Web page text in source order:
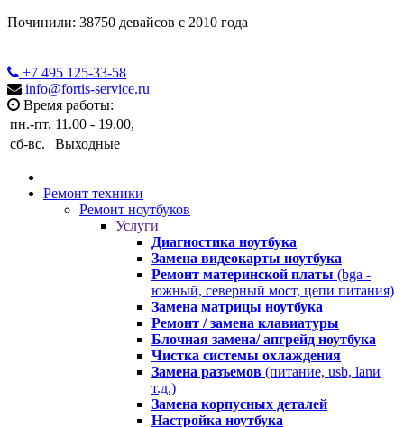
Починили: 38750 девайсов с 2010 года
+7 495 125-33-58
info@fortis-service.ru
Время работы:
пн.-пт. 11.00 - 19.00,
сб-вс.
Выходные
Ремонт техники
Ремонт ноутбуков
Услуги
Диагностика ноутбука
Замена видеокарты ноутбука
Ремонт материнской платы (bga -
южный, северный мост, цепи питания)
Замена матрицы ноутбука
Ремонт / замена клавиатуры
Блочная замена/ апгрейд ноутбука
Чистка системы охлаждения
Замена разъемов (питание, usb, lanи
т.д.)
Замена корпусных деталей
Настройка ноутбука